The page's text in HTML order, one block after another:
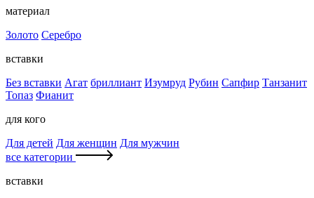
материал
Золото Серебро
вставки
Без вставки Агат бриллиант Изумруд Рубин Сапфир Танзанит
Топаз Фианит
для кого
Для детей Для женщин Для мужчин
все категории
вставки